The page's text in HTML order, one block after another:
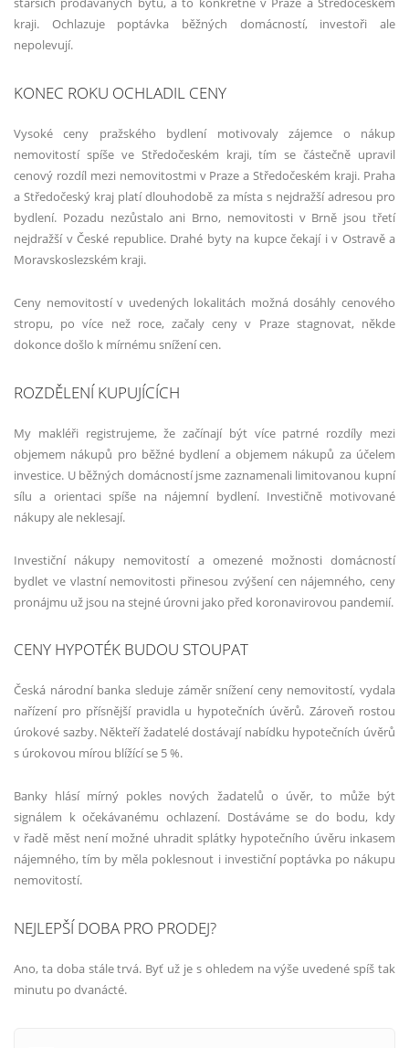
kraji. Ochlazuje poptávka běžných domácností, investoři ale
nepolevují.
KONEC ROKU OCHLADIL CENY
Vysoké ceny pražského bydlení motivovaly zájemce o nákup
nemovitostí spíše ve Středočeském kraji, tím se částečně upravil
cenový rozdíl mezi nemovitostmi v Praze a Středočeském kraji. Praha
a Středočeský kraj platí dlouhodobě za místa s nejdražší adresou pro
bydlení. Pozadu nezůstalo ani Brno, nemovitosti v Brně jsou třetí
nejdražší v České republice. Drahé byty na kupce čekají i v Ostravě a
Moravskoslezském kraji.
Ceny nemovitostí v uvedených lokalitách možná dosáhly cenového
stropu, po více než roce, začaly ceny v Praze stagnovat, někde
dokonce došlo k mírnému snížení cen.
ROZDĚLENÍ KUPUJÍCÍCH
My makléři registrujeme, že začínají být více patrné rozdíly mezi
objemem nákupů pro běžné bydlení a objemem nákupů za účelem
investice. U běžných domácností jsme zaznamenali limitovanou kupní
sílu a orientaci spíše na nájemní bydlení. Investičně motivované
nákupy ale neklesají.
Investiční nákupy nemovitostí a omezené možnosti domácností
bydlet ve vlastní nemovitosti přinesou zvýšení cen nájemného, ceny
pronájmu už jsou na stejné úrovni jako před koronavirovou pandemií.
CENY HYPOTÉK BUDOU STOUPAT
Česká národní banka sleduje záměr snížení ceny nemovitostí, vydala
nařízení pro přísnější pravidla u hypotečních úvěrů. Zároveň rostou
úrokové sazby. Někteří žadatelé dostávají nabídku hypotečních úvěrů
s úrokovou mírou blížící se 5 %.
Banky hlásí mírný pokles nových žadatelů o úvěr, to může být
signálem k očekávanému ochlazení. Dostáváme se do bodu, kdy
v řadě měst není možné uhradit splátky hypotečního úvěru inkasem
nájemného, tím by měla poklesnout i investiční poptávka po nákupu
nemovitostí.
NEJLEPŠÍ DOBA PRO PRODEJ?
Ano, ta doba stále trvá. Byť už je s ohledem na výše uvedené spíš tak
minutu po dvanácté.